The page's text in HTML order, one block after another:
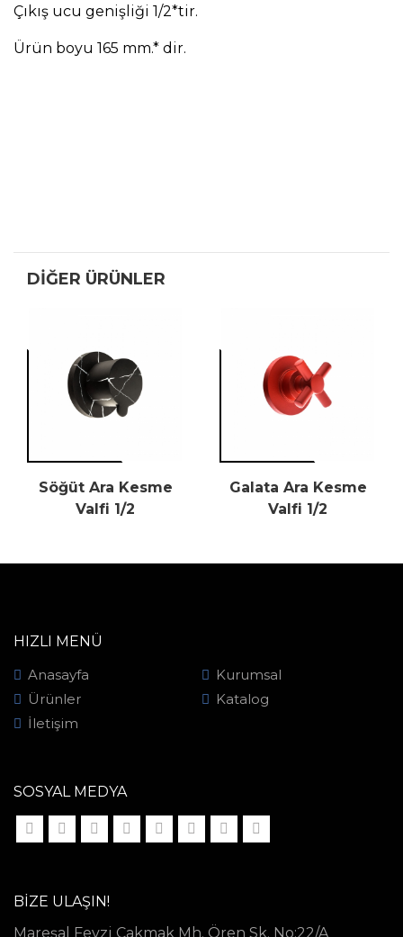
Çıkış ucu genişliği 1/2*tir.
Ürün boyu 165 mm.* dir.
DIĞER ÜRÜNLER
Söğüt Ara Kesme
Valfi 1/2
Galata Ara Kesme
Valfi 1/2
HIZLI MENÜ
Anasayfa
Kurumsal
Ürünler
Katalog
İletişim
SOSYAL MEDYA
BIZE ULAŞIN!
Mareşal Fevzi Çakmak Mh. Ören Sk. No:22/A